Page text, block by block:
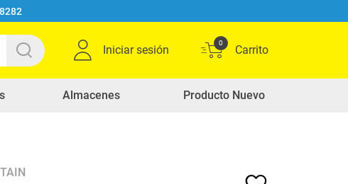
Iniciar sesión
0
Almacenes Producto Nuevo